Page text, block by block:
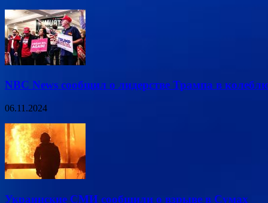
NBC News сообщил о лидерстве Трампа в
06.11.2024
Украинские СМИ сообщили о взрыве в Сумах